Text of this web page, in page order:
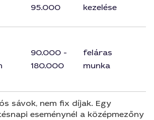
95.000
kezelése
90.000 -
180.000
feláras
munka
sávok, nem fix díjak. Egy
eseménynél a középmezőny